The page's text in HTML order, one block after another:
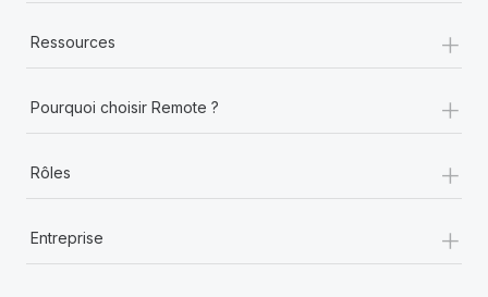
Ressources +
Pourquoi choisir Remote ? +
Rôles +
Entreprise +